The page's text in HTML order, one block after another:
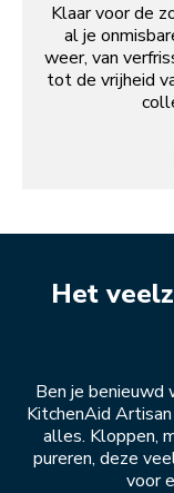
Klaar voor de
al je
weer, van
tot de vrijheid
Het
Ben je benieuwd
KitchenAid
alles. Kloppen,
pureren, deze
voor